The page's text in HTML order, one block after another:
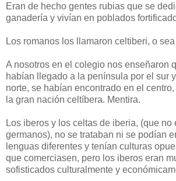
Eran de hecho gentes rubias que se
ganadería y vivían en poblados
Los romanos los llamaron celtiberi, o
A nosotros en el colegio nos enseñaron
habían llegado a la península por el sur
norte, se habían encontrado en el
la gran nación celtíbera. Mentira.
Los iberos y los celtas de iberia, (que no
germanos), no se trataban ni se podían
lenguas diferentes y tenían culturas
que comerciasen, pero los iberos eran
sofisticados culturalmente y